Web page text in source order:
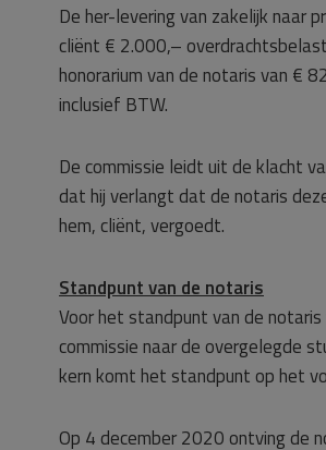
De her-levering van zakelijk naar
cliënt € 2.000,–
honorarium van de notaris van €
inclusief BTW.
De commissie leidt uit de klacht
dat hij verlangt dat de notaris
hem, cliënt, vergoedt.
Standpunt van de notaris
Voor het standpunt van de
commissie naar de overgelegde
kern komt het standpunt op het
Op 4 december 2020 ontving de